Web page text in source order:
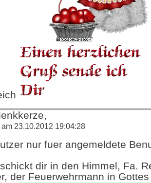
23.10.2012 19:04:28
nur fuer angemeldete
dir in den Himmel, Fa.
der Feuerwehrmann in Gottes